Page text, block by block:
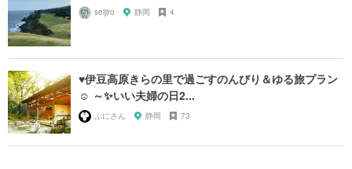
seijiro 静岡 4
♥伊豆高原きらの里で過ごすのんびり＆ゆる旅プラン
☺ ～✨いい夫婦の日2...
ぷにさん 静岡 73